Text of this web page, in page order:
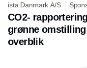
ista Danmark A/S
CO2-
grønne
overblik